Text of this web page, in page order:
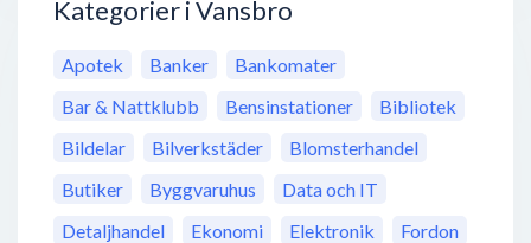
Kategorier i Vansbro
Apotek Banker
Bankomater
Bar & Nattklubb
Bensinstationer
Bibliotek
Bildelar
Bilverkstäder
Blomsterhandel
Butiker
Byggvaruhus
Data och IT
Detaljhandel
Ekonomi Elektronik
Fordon